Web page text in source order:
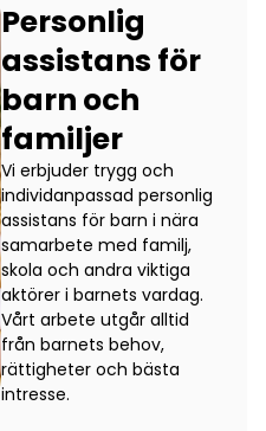
Personlig
assistans för
barn och
familjer
Vi erbjuder trygg och
individanpassad personlig
assistans för barn i nära
samarbete med familj,
skola och andra viktiga
aktörer i barnets vardag.
Vårt arbete utgår alltid
från barnets behov,
rättigheter och bästa
intresse.